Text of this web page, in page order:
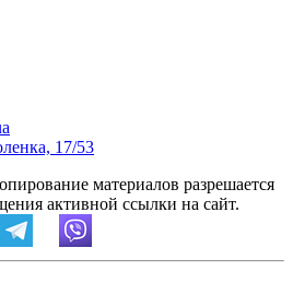
17/53
материалов разрешается
активной ссылки на сайт.